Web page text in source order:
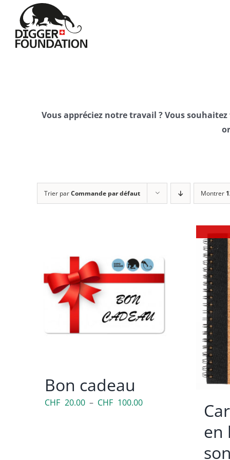
Passer
contenu
Vous appréciez notre travail ? Vous
Trier parCommande par défaut Montrer
Bon cadeau
CHF 20.00 – CHF 100.00Plage
en